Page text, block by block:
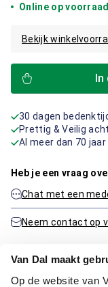
Van Dal maakt
Op de website van
Online op voorraad
Bekijk
In
30 dagen
Prettig & Veilig
Al meer dan 70
Heb je een vraag
Chat met een
Neem contact op